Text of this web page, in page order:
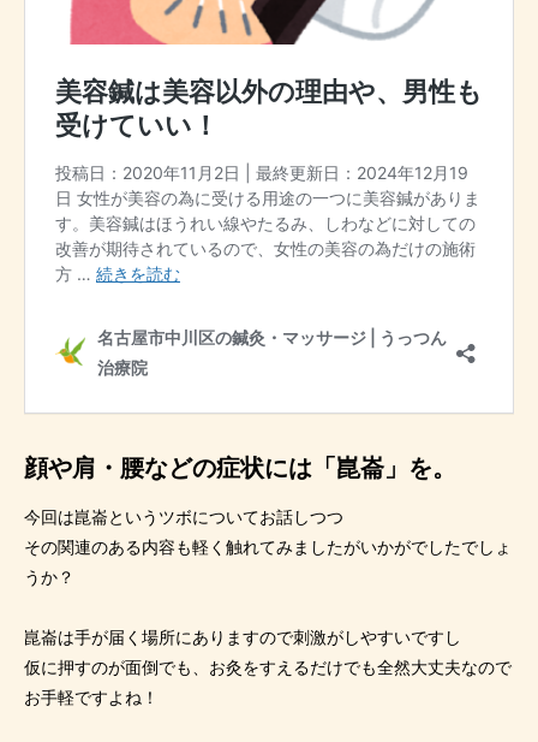
顔や肩・腰などの症状には「崑崙」を。
今回は崑崙というツボについてお話しつつ
その関連のある内容も軽く触れてみましたがいかがでしたでしょ
うか？
崑崙は手が届く場所にありますので刺激がしやすいですし
仮に押すのが面倒でも、お灸をすえるだけでも全然大丈夫なので
お手軽ですよね！